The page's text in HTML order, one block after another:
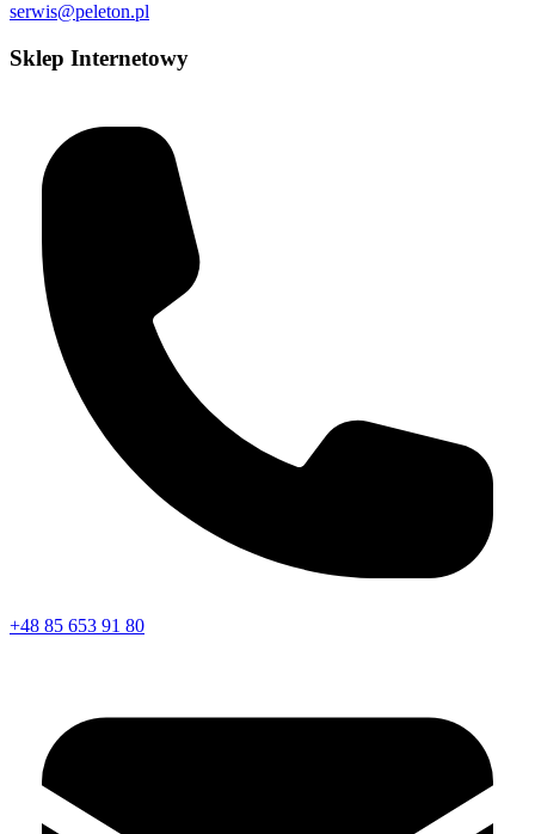
serwis@peleton.pl
Sklep Internetowy
+48 85 653 91 80